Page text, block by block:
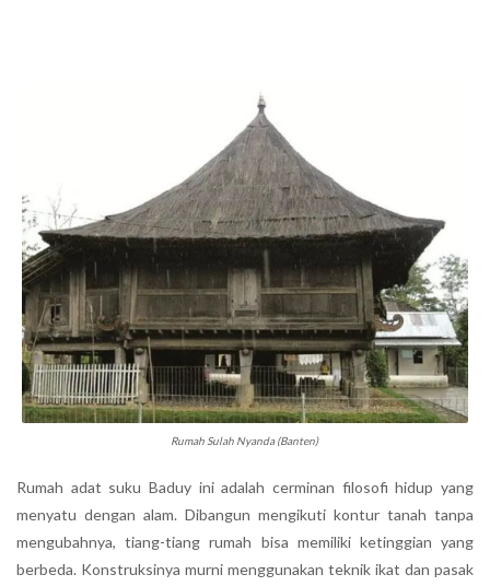
Rumah Sulah Nyanda (Banten)
Rumah adat suku Baduy ini adalah cerminan filosofi hidup yang
menyatu dengan alam. Dibangun mengikuti kontur tanah tanpa
mengubahnya, tiang-tiang rumah bisa memiliki ketinggian yang
berbeda. Konstruksinya murni menggunakan teknik ikat dan pasak